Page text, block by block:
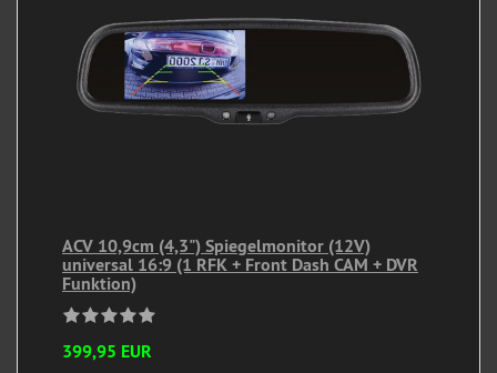
ACV 10,9cm (4,3") Spiegelmonitor (12V)
universal 16:9 (1 RFK + Front Dash CAM + DVR
Funktion)
399,95 EUR